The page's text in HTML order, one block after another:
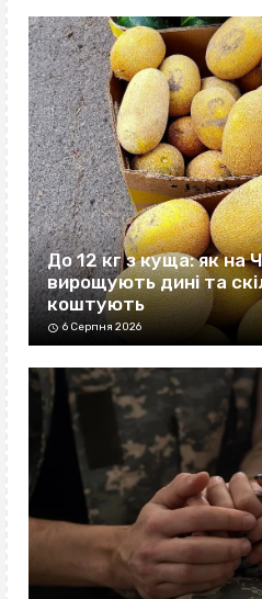
До 12 кг з куща: як на
вирощують дині та
коштують
6 Серпня 2026